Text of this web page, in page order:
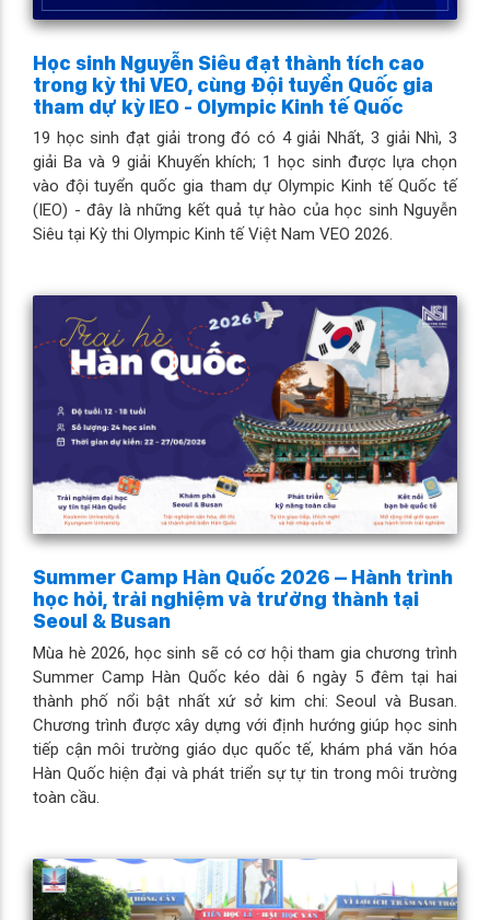
Học sinh Nguyễn Siêu đạt thành tích cao
trong kỳ thi VEO, cùng Đội tuyển Quốc gia
tham dự kỳ IEO - Olympic Kinh tế Quốc
19 học sinh đạt giải trong đó có 4 giải Nhất, 3 giải Nhì, 3
giải Ba và 9 giải Khuyến khích; 1 học sinh được lựa chọn
vào đội tuyển quốc gia tham dự Olympic Kinh tế Quốc tế
(IEO) - đây là những kết quả tự hào của học sinh Nguyễn
Siêu tại Kỳ thi Olympic Kinh tế Việt Nam VEO 2026.
Summer Camp Hàn Quốc 2026 – Hành trình
học hỏi, trải nghiệm và trưởng thành tại
Seoul & Busan
Mùa hè 2026, học sinh sẽ có cơ hội tham gia chương trình
Summer Camp Hàn Quốc kéo dài 6 ngày 5 đêm tại hai
thành phố nổi bật nhất xứ sở kim chi: Seoul và Busan.
Chương trình được xây dựng với định hướng giúp học sinh
tiếp cận môi trường giáo dục quốc tế, khám phá văn hóa
Hàn Quốc hiện đại và phát triển sự tự tin trong môi trường
toàn cầu.